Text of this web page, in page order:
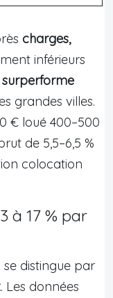
charges,
inférieurs
grandes villes.
€ loué 400–500
de 5,5–6,5 %
colocation
à 17 % par
distingue par
. Les données